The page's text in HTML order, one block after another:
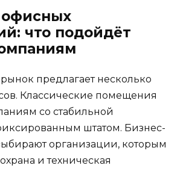
что подойдёт
предлагает несколько
Классические помещения
со стабильной
штатом. Бизнес-
организации, которым
и техническая